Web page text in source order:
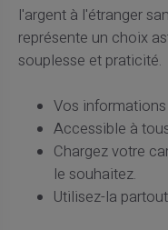
l'argent à l'étranger
représente un choix
souplesse et praticité.
Vos
Accessible à
Chargez votre
le souhaitez.
Utilisez-la